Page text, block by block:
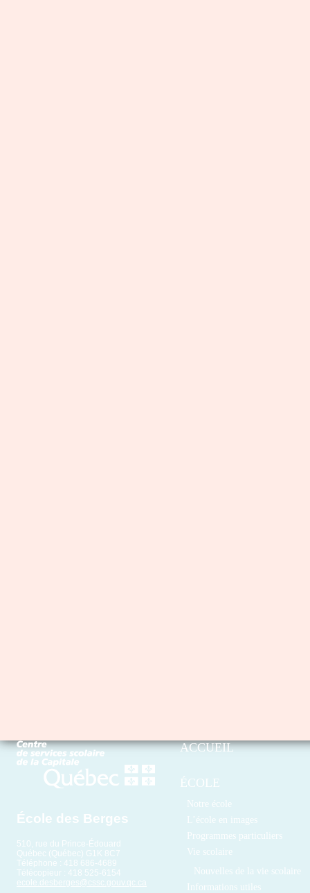
École des Berges
510, rue du Prince-Édouard
Québec (Québec) G1K 8C7
Téléphone : 418 686-4689
Télécopieur : 418 525-6154
ecole.desberges@cssc.gouv.qc.ca
ACCUEIL
ÉCOLE
Notre école
L’école en images
Programmes particuliers
Vie scolaire
Nouvelles de la vie scolaire
Informations utiles